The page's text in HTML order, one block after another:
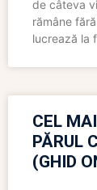
de câteva
rămâne
lucrează la
CEL
PĂRUL
(GHID